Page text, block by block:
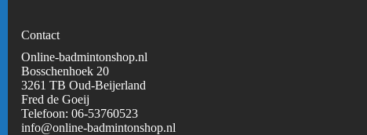
Contact
Online-badmintonshop.nl
Bosschenhoek 20
3261 TB Oud-Beijerland
Fred de Goeij
Telefoon: 06-53760523
info@online-badmintonshop.nl